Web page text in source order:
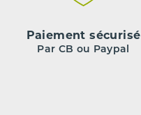
Paiement sécurisé
Par CB ou Paypal